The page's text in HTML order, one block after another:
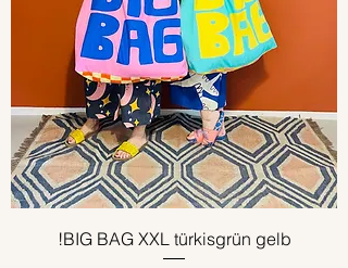
!BIG BAG XXL türkisgrün gelb